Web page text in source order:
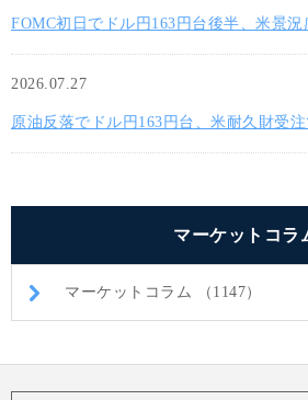
FOMC初日でドル円163円台後半、米景
2026.07.27
原油反落でドル円163円台、米耐久財受
マーケットコラ
マーケットコラム （1147）